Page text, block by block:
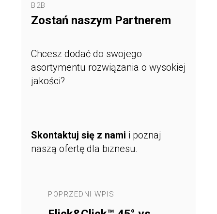
B2B
Zostań naszym Partnerem
Chcesz dodać do swojego
asortymentu rozwiązania o wysokiej
jakości?
Skontaktuj się z nami i poznaj
naszą ofertę dla biznesu.
POPRZEDNI WPIS